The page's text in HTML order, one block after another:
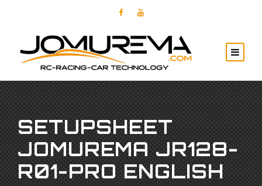
SETUPSHEET
JOMUREMA JR128-
R01-PRO ENGLISH